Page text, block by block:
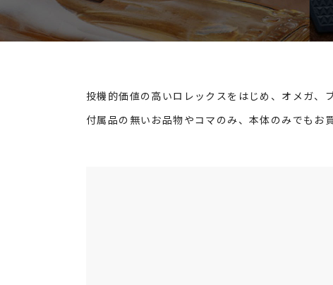
投機的価値の高いロレックスをはじめ、オメガ、
付属品の無いお品物やコマのみ、本体のみでもお